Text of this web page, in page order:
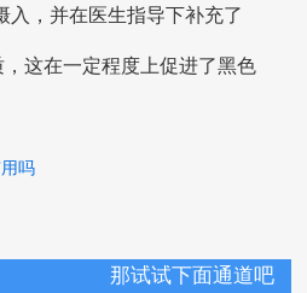
入，并在医生指导下补充了
这在一定程度上促进了黑色
吗
那试试下面通道吧